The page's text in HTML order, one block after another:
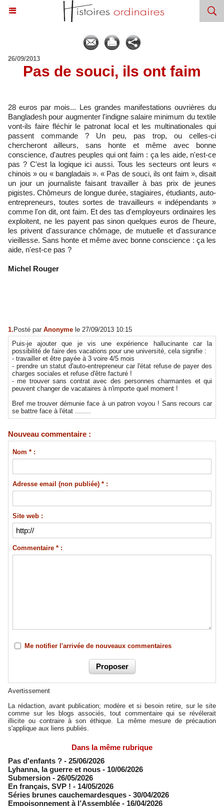
26/09/2013
Pas de souci, ils ont faim
28 euros par mois... Les grandes manifestations ouvrières du
Bangladesh pour augmenter l'indigne salaire minimum du textile
vont-ils faire fléchir le patronat local et les multinationales qui
passent commande ? Un peu, pas trop, ou celles-ci
chercheront ailleurs, sans honte et même avec bonne
conscience, d'autres peuples qui ont faim : ça les aide, n'est-ce
pas ? C'est la logique ici aussi. Tous les secteurs ont leurs «
chinois » ou « bangladais ». « Pas de souci, ils ont faim », disait
un jour un journaliste faisant travailler à bas prix de jeunes
pigistes. Chômeurs de longue durée, stagiaires, étudiants, auto-
entrepreneurs, toutes sortes de travailleurs « indépendants »
comme l'on dit, ont faim. Et des tas d'employeurs ordinaires les
exploitent, ne les payent pas sinon quelques euros de l'heure,
les privent d'assurance chômage, de mutuelle et d'assurance
vieillesse. Sans honte et même avec bonne conscience : ça les
aide, n'est-ce pas ?
Michel Rouger
1. Posté par Anonyme le 27/09/2013 10:15
Puis-je ajouter que je vis une expérience hallucinante car la
possibilité de faire des vacations pour une université, cela signifie :
- travailler et être payée à 3 voire 4/5 mois
- prendre un statut d'auto-entrepreneur car l'état refuse de payer des
charges sociales et refuse d'être facturé !
- me trouver sans contrat avec des personnes charmantes et qui
peuvent changer de vacataires à n'importe quel moment !
Bref me trouver démunie face à un patron voyou ! Sans recours car
se battre face à l'état ........
Nouveau commentaire :
Nom * :
Adresse email (non publiée) * :
Site web :
Commentaire * :
Me notifier l'arrivée de nouveaux commentaires
Avertissement
La rédaction, avant publication; modère et si besoin retire, sur le site
comme sur les blogs associés, tout commentaire qui se révélerait
illicite ou contraire à son éthique. La même mesure de précaution
s'applique aux liens publiés.
Dans la même rubrique
Pas d'enfants ? - 25/06/2026
​Lyhanna, la guerre et nous - 10/06/2026
Submersion - 26/05/2026
En français, SVP ! - 14/05/2026
​Séries brunes cauchemardesques - 30/04/2026
Empoisonnement à l’Assemblée­ - 16/04/2026